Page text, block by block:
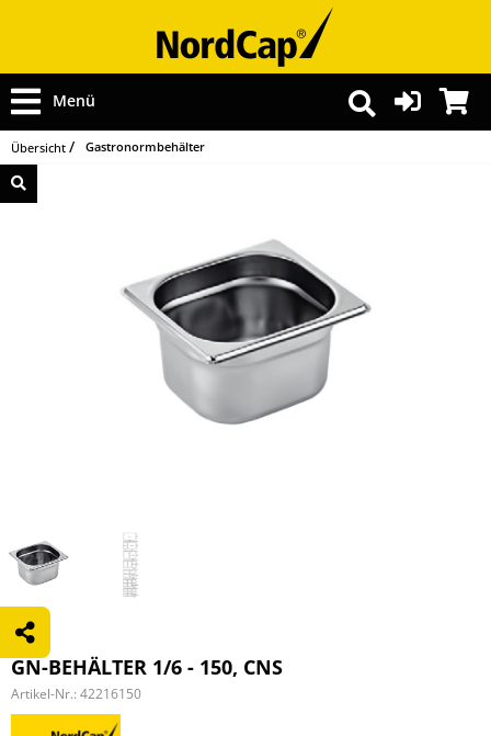
Menü
Übersicht Gastronormbehälter
GN-BEHÄLTER 1/6 - 150, CNS
Artikel-Nr.: 42216150